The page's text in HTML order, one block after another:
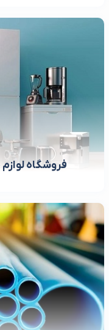
فروشگاه